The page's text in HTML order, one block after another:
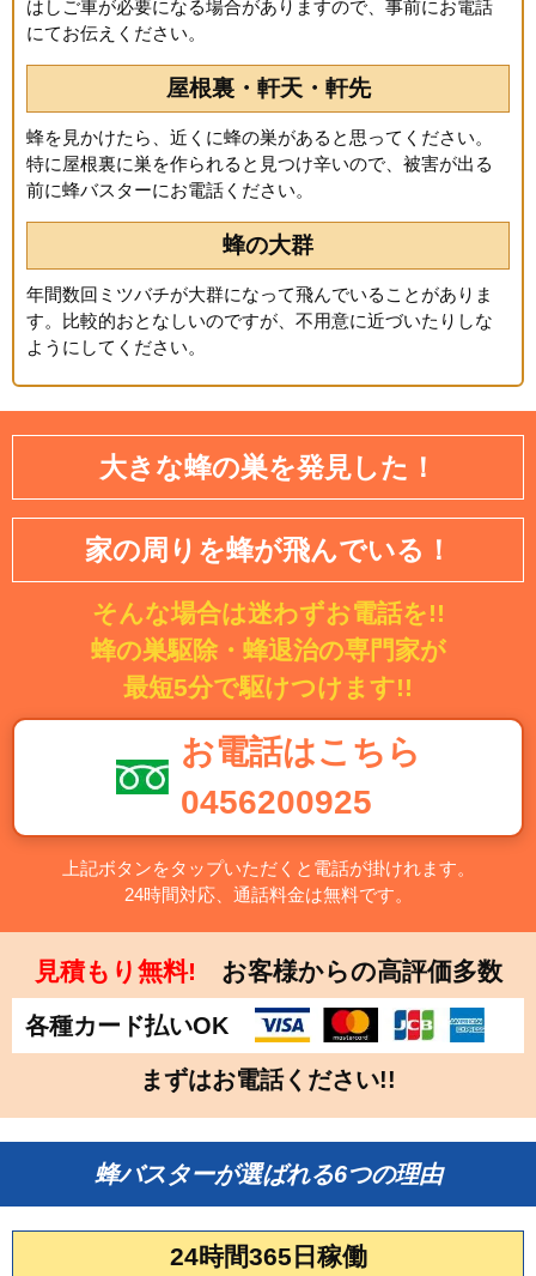
はしご車が必要になる場合がありますので、事前にお電話
にてお伝えください。
屋根裏・軒天・軒先
蜂を見かけたら、近くに蜂の巣があると思ってください。
特に屋根裏に巣を作られると見つけ辛いので、被害が出る
前に蜂バスターにお電話ください。
蜂の大群
年間数回ミツバチが大群になって飛んでいることがありま
す。比較的おとなしいのですが、不用意に近づいたりしな
ようにしてください。
大きな蜂の巣を発見した！
家の周りを蜂が飛んでいる！
そんな場合は迷わずお電話を!!
蜂の巣駆除・蜂退治の専門家が
最短5分で駆けつけます!!
お電話はこちら
0456200925
上記ボタンをタップいただくと電話が掛けれます。
24時間対応、通話料金は無料です。
見積もり無料! お客様からの高評価多数
各種カード払いOK
まずはお電話ください!!
蜂バスターが選ばれる6つの理由
24時間365日稼働